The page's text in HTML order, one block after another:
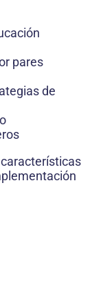
pares
de